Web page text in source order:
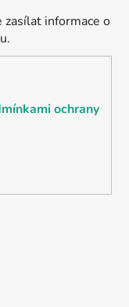
informace o
ochrany